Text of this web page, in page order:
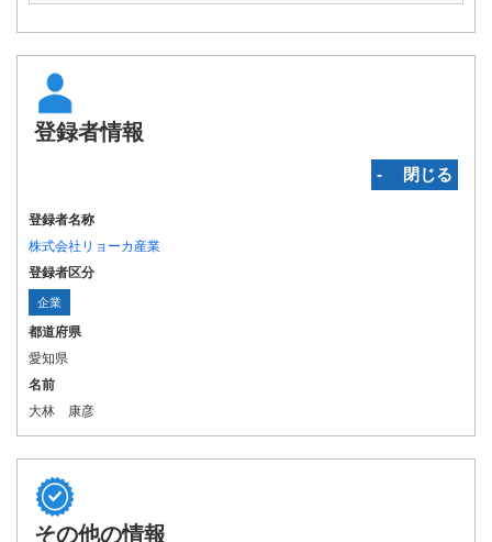
登録者情報
‐ 閉じる
登録者名称
株式会社リョーカ産業
登録者区分
企業
都道府県
愛知県
名前
大林 康彦
その他の情報